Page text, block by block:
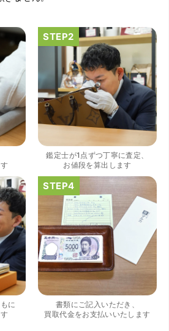
いにして頂いたうえで質入れ金額を
初めてで感動しました。
丁寧に対応して頂きました。 ホー
とても良かったので、質屋自体初
応して頂きました担当の方もすご
から質屋をご利用される方は是非オ
鑑定士が1点ずつ丁寧に査定、
お値段を算出します
に
書類にご記入いただき、
買取代金をお支払いいたします